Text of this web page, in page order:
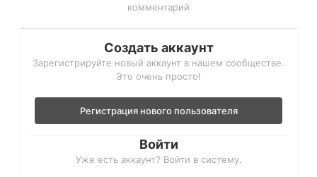
комментарий
Создать аккаунт
Зарегистрируйте новый аккаунт в нашем сообществе.
Это очень просто!
Регистрация нового пользователя
Войти
Уже есть аккаунт? Войти в систему.